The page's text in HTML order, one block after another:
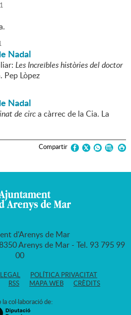
Nadal
Les Increïbles històries del doctor
Pep Lòpez
Nadal
de circa càrrec de la Cia. La
Compartir
d'Arenys de Mar
Arenys de Mar - Tel. 93 795 99
00
POLÍTICA PRIVACITAT
RSS MAPA WEB CRÈDITS
col·laboració de: